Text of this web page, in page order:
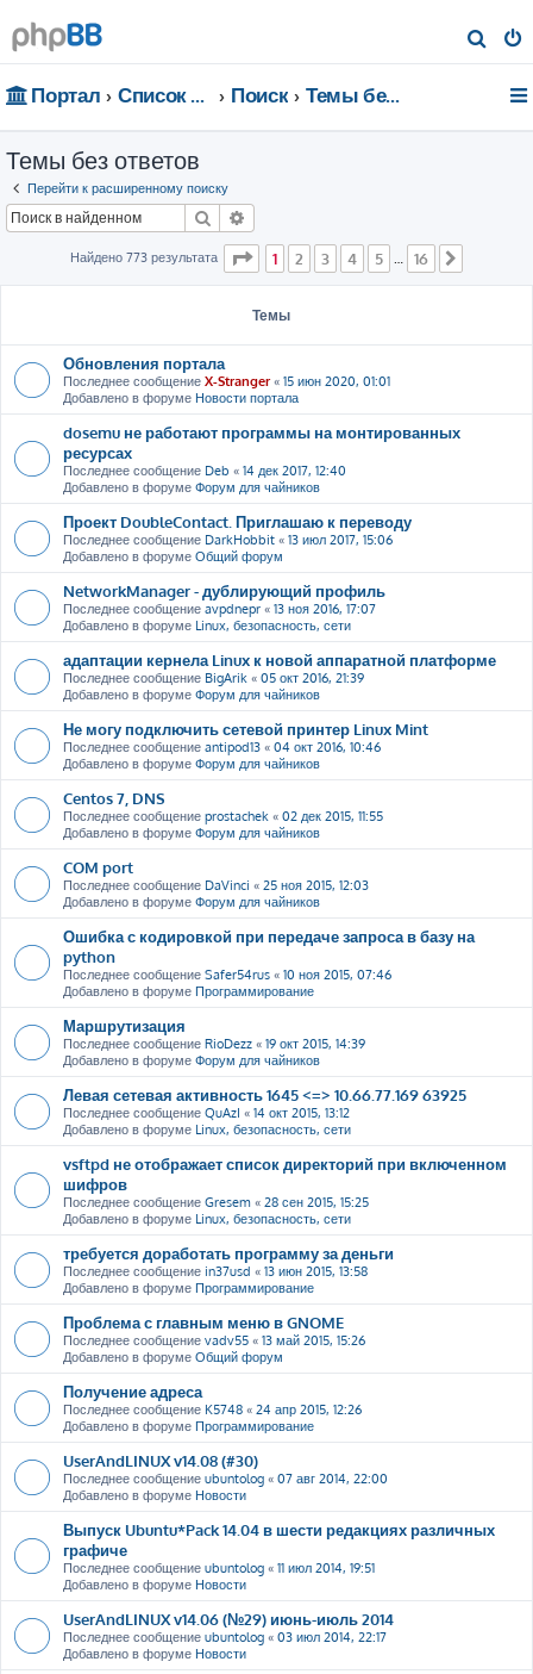
о
Портал Список форумов Поиск Темы без ответов
Темы без ответов
Перейти к расширенному поиску
Поиск
Найдено 773 результата Страница из 16
1 2 3 4 5 16
Темы
Обновления портала
Последнее сообщение X-Stranger« 15 июн 2020, 01:01
Добавлено в форуме Новости портала
dosemu не работают программы на монтированных
ресурсах
Последнее сообщение Deb « 14 дек 2017, 12:40
Добавлено в форуме Форум для чайников
Проект DoubleContact. Приглашаю к переводу
Последнее сообщение DarkHobbit « 13 июл 2017, 15:06
Добавлено в форуме Общий форум
NetworkManager - дублирующий профиль
Последнее сообщение avpdnepr « 13 ноя 2016, 17:07
Добавлено в форуме Linux, безопасность, сети
адаптации кернела Linux к новой аппаратной платформе
Последнее сообщение BigArik « 05 окт 2016, 21:39
Добавлено в форуме Форум для чайников
Не могу подключить сетевой принтер Linux Mint
Последнее сообщение antipod13 « 04 окт 2016, 10:46
Добавлено в форуме Форум для чайников
Centos 7, DNS
Последнее сообщение prostachek « 02 дек 2015, 11:55
Добавлено в форуме Форум для чайников
COM port
Последнее сообщение DaVinci « 25 ноя 2015, 12:03
Добавлено в форуме Форум для чайников
Ошибка с кодировкой при передаче запроса в базу на
python
Последнее сообщение Safer54rus « 10 ноя 2015, 07:46
Добавлено в форуме Программирование
Маршрутизация
Последнее сообщение RioDezz « 19 окт 2015, 14:39
Добавлено в форуме Форум для чайников
Левая сетевая активность 1645 <=> 10.66.77.169 63925
Последнее сообщение QuAzI « 14 окт 2015, 13:12
Добавлено в форуме Linux, безопасность, сети
vsftpd не отображает список директорий при включенном
шифров
Последнее сообщение Gresem « 28 сен 2015, 15:25
Добавлено в форуме Linux, безопасность, сети
требуется доработать программу за деньги
Последнее сообщение in37usd « 13 июн 2015, 13:58
Добавлено в форуме Программирование
Проблема с главным меню в GNOME
Последнее сообщение vadv55 « 13 май 2015, 15:26
Добавлено в форуме Общий форум
Получение адреса
Последнее сообщение K5748 « 24 апр 2015, 12:26
Добавлено в форуме Программирование
UserAndLINUX v14.08 (#30)
Последнее сообщение ubuntolog « 07 авг 2014, 22:00
Добавлено в форуме Новости
Выпуск Ubuntu*Pack 14.04 в шести редакциях различных
графиче
Последнее сообщение ubuntolog « 11 июл 2014, 19:51
Добавлено в форуме Новости
UserAndLINUX v14.06 (№29) июнь-июль 2014
Последнее сообщение ubuntolog « 03 июл 2014, 22:17
Добавлено в форуме Новости